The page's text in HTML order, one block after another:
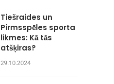
Tiešraides un
Pirmsspēles sporta
likmes: Kā tās
atšķiras?
29.10.2024